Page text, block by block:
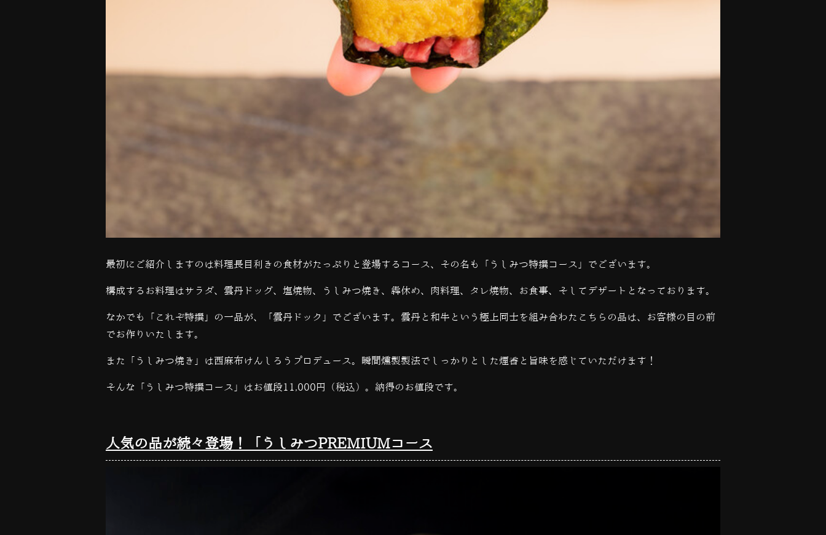
最初にご紹介しますのは料理長目利きの食材がたっぷりと登場するコース、その名も「うしみつ特撰コース」でございます。
構成するお料理はサラダ、雲丹ドッグ、塩焼物、うしみつ焼き、 犇休め、肉料理、タレ焼物、お食事、そしてデザートとなっております。
なかでも「これぞ特撰」の一品が、「雲丹ドック」でございます。雲丹と和牛という極上同士を組み合わたこちらの品は、お客様の目の前
でお作りいたします。
また「うしみつ焼き」は西麻布けんしろうプロデュース。瞬間燻製製法でしっかりとした煙香と旨味を感じていただけます！
そんな「うしみつ特撰コース」はお値段11,000円（税込）。納得のお値段です。
人気の品が続々登場！「うしみつPREMIUMコース